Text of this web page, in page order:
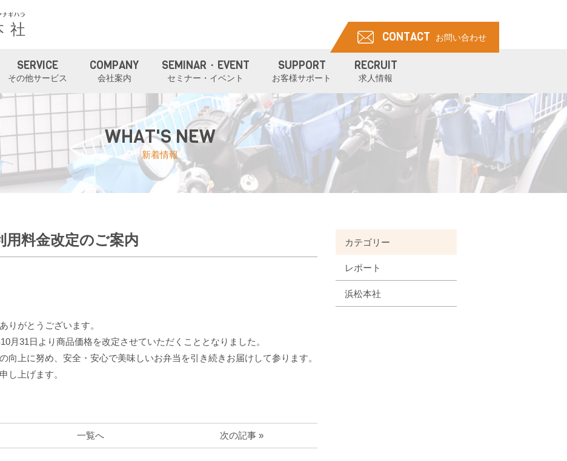
SERVICE
その他サービス
COMPANY
会社案内
SEMINAR・EVENT
セミナー・イベント
SUPPORT
お客様サポート
RECRUIT
求人情報
CONTACT お問い合わせ
WHAT'S NEW
新着情報
用料金改定のご案内
りがとうございます。
月31日より商品価格を改定させていただくこととなりました。
向上に努め、安全・安心で美味しいお弁当を引き続きお届けして参ります。
し上げます。
一覧へ 次の記事 »
カテゴリー
レポート
浜松本社